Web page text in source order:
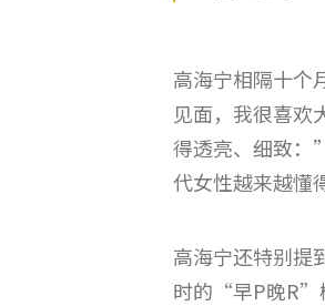
高海宁相隔十个
见面，我很喜欢
得透亮、细致：
代女性越来越懂
高海宁还特别提
时的“早P晚R”